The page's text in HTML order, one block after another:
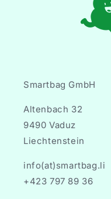
Smartbag GmbH
Altenbach 32
9490 Vaduz
Liechtenstein
info(at)smartbag.li
+423 797 89 36